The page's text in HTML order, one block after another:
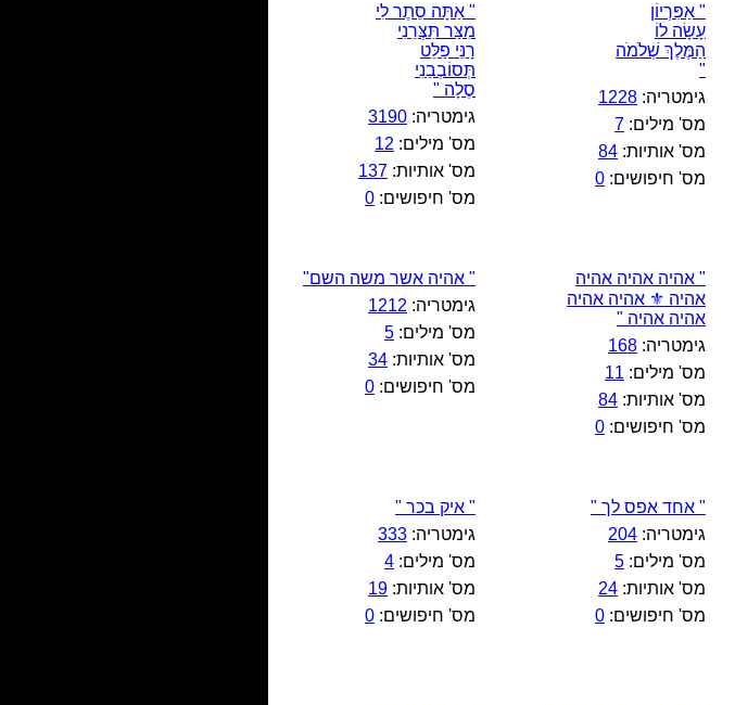
" אַפִּרְיוֹן
עָשָׂה לוֹ
הַמֶּלֶךְ שְׁלֹמֹה
"
גימטריה: 1228
מס' מילים: 7
מס' אותיות: 84
מס' חיפושים: 0
" אַתָּה סֵתֶר לִי
מִצַּר תִּצְּרֵנִי
רָנֵּי פַלֵּט
תְּסוֹבְבֵנִי
סֶלָה "
גימטריה: 3190
מס' מילים: 12
מס' אותיות: 137
מס' חיפושים: 0
" אהיה אהיה אהיה
אהיה ⚜️ אהיה אהיה
אהיה אהיה "
גימטריה: 168
מס' מילים: 11
מס' אותיות: 84
מס' חיפושים: 0
" אהיה אשר משה השם"
גימטריה: 1212
מס' מילים: 5
מס' אותיות: 34
מס' חיפושים: 0
" אחד אפס לך "
גימטריה: 204
מס' מילים: 5
מס' אותיות: 24
מס' חיפושים: 0
" איק בכר "
גימטריה: 333
מס' מילים: 4
מס' אותיות: 19
מס' חיפושים: 0